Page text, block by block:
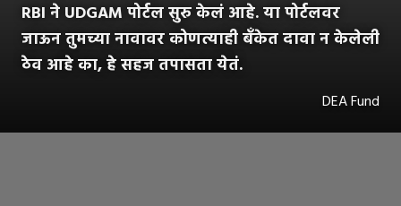
RBI ने UDGAM पोर्टल सुरु केलं आहे. या पोर्टलवर
जाऊन तुमच्या नावावर कोणत्याही बँकेत दावा न केलेली
ठेव आहे का, हे सहज तपासता येतं.
DEA Fund